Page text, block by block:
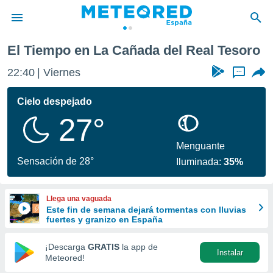
de
por
se
calidad.
a este
las
y
forma
digital
basada
El Tiempo en La Cañada del Real Tesoro
22:40 Viernes ...
Cielo despejado
27°
Sensación de 28°
Menguante
Iluminada:35%
Llega una vaguada
Este fin de semana dejará tormentas con lluvias
fuertes y granizo en España
¡Descarga GRATIS la app de
Meteored!
Instalar